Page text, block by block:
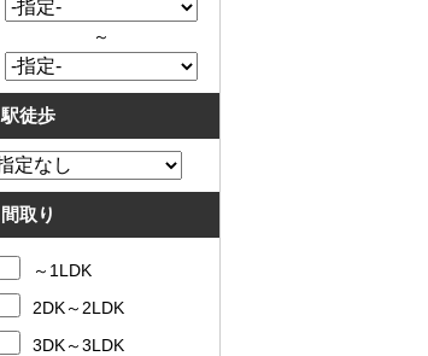
～
駅徒歩
間取り
～1LDK
2DK～2LDK
3DK～3LDK